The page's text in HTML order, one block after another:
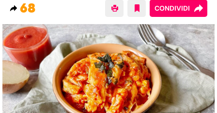
68 CONDIVIDI